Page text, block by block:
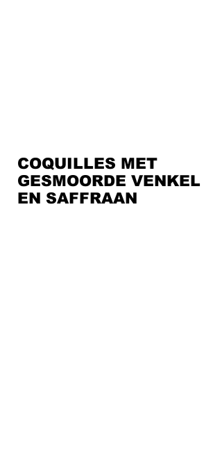
COQUILLES MET
GESMOORDE VENKEL
EN SAFFRAAN